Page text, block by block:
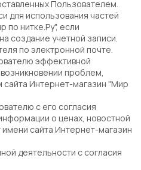
Пользователем.
для использования частей
по нитке.Ру", если
создание учетной записи.
по электронной почте.
эффективной
проблем,
сайта Интернет-магазин "Мир
с его согласия
о ценах, новостной
сайта Интернет-магазин
деятельности с согласия